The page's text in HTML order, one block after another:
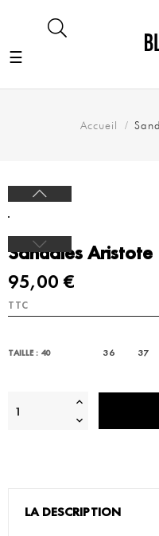
Basculer
navigation
☰
Accueil
Sandales Aristote
95,00 €
TTC
TAILLE : 40 36 37
LA DESCRIPTION